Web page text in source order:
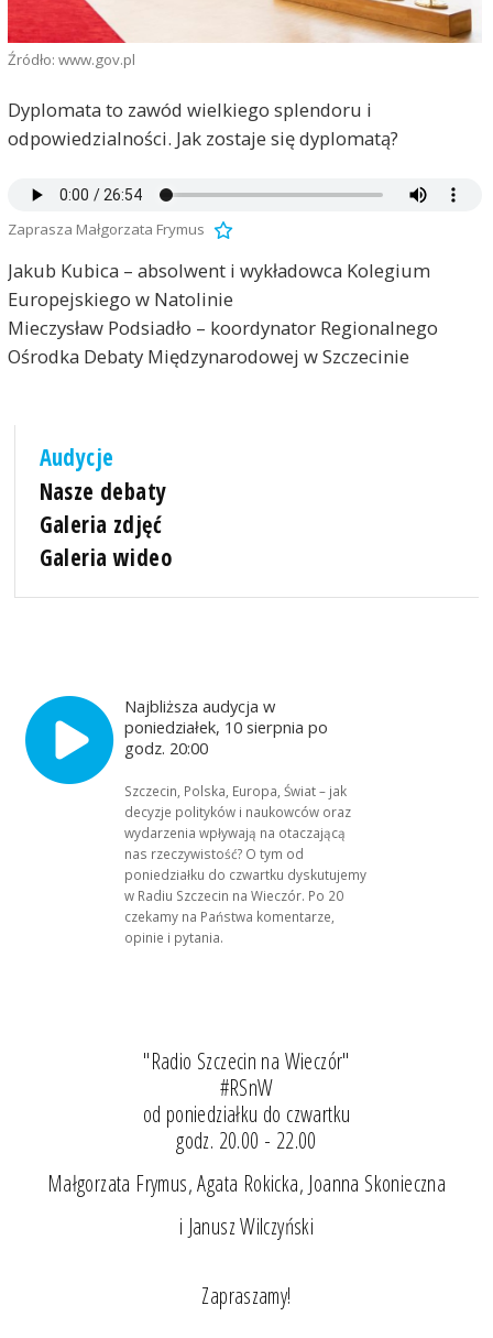
Źródło: www.gov.pl
Dyplomata to zawód wielkiego splendoru i
odpowiedzialności. Jak zostaje się dyplomatą?
Zaprasza Małgorzata Frymus
Jakub Kubica – absolwent i wykładowca Kolegium
Europejskiego w Natolinie
Mieczysław Podsiadło – koordynator Regionalnego
Ośrodka Debaty Międzynarodowej w Szczecinie
Audycje
Nasze debaty
Galeria zdjęć
Galeria wideo
Najbliższa audycja w
poniedziałek, 10 sierpnia po
godz. 20:00
Szczecin, Polska, Europa, Świat – jak
decyzje polityków i naukowców oraz
wydarzenia wpływają na otaczającą
nas rzeczywistość? O tym od
poniedziałku do czwartku dyskutujemy
w Radiu Szczecin na Wieczór. Po 20
czekamy na Państwa komentarze,
opinie i pytania.
"Radio Szczecin na Wieczór"
#RSnW
od poniedziałku do czwartku
godz. 20.00 - 22.00
Małgorzata Frymus, Agata Rokicka, Joanna Skonieczna
i Janusz Wilczyński
Zapraszamy!